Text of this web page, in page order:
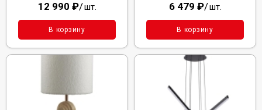
12 990 ₽/шт.
В корзину
6 479 ₽/шт.
В корзину